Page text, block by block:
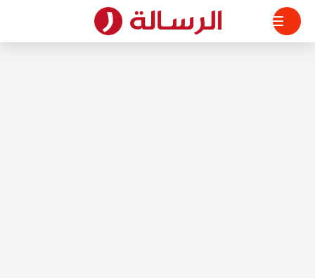
التجاوز
المحتوى